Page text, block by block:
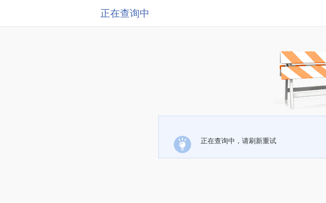
正在查询中
正在查询中，请刷新重试